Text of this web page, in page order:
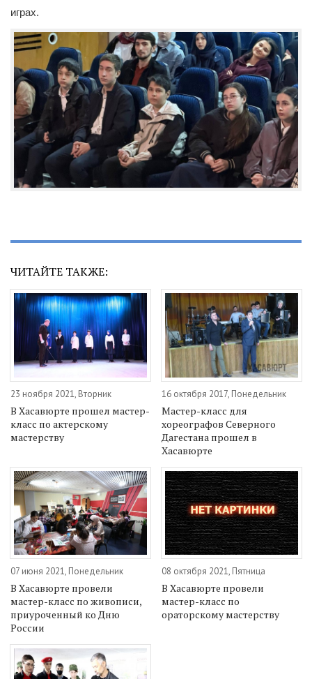
играх.
ЧИТАЙТЕ ТАКЖЕ:
23 ноября 2021, Вторник
В Хасавюрте прошел мастер-
класс по актерскому
мастерству
16 октября 2017, Понедельник
Мастер-класс для
хореографов Северного
Дагестана прошел в
Хасавюрте
07 июня 2021, Понедельник
В Хасавюрте провели
мастер-класс по живописи,
приуроченный ко Дню
России
08 октября 2021, Пятница
В Хасавюрте провели
мастер-класс по
ораторскому мастерству